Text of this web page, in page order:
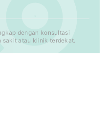
dengan konsultasi
sakit atau klinik terdekat.